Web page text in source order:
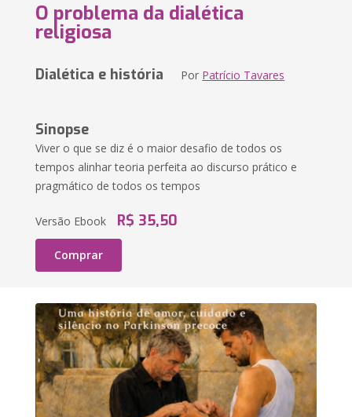
O problema da dialética
religiosa
Dialética e história Por Patrício Tavares
Sinopse
Viver o que se diz é o maior desafio de todos os
tempos alinhar teoria perfeita ao discurso prático e
pragmático de todos os tempos
Versão Ebook R$ 35,50
Comprar